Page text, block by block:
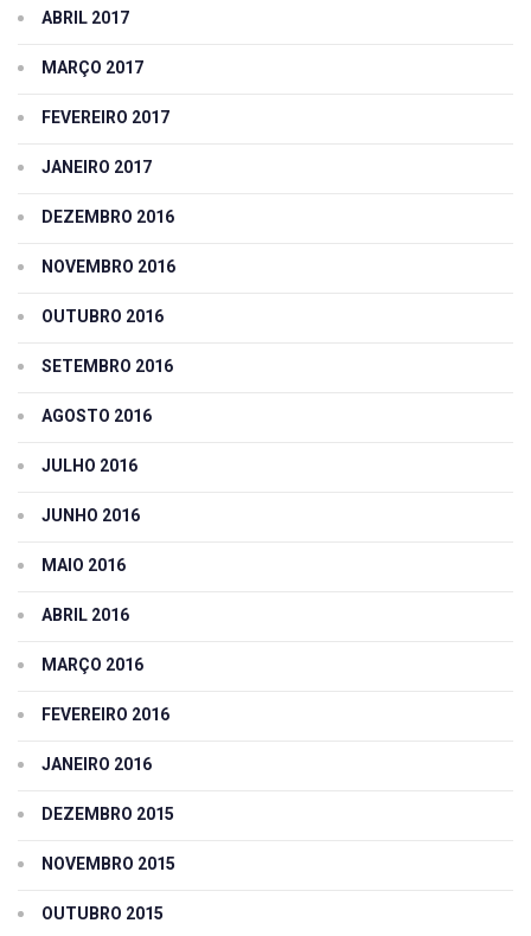
ABRIL 2017
MARÇO 2017
FEVEREIRO 2017
JANEIRO 2017
DEZEMBRO 2016
NOVEMBRO 2016
OUTUBRO 2016
SETEMBRO 2016
AGOSTO 2016
JULHO 2016
JUNHO 2016
MAIO 2016
ABRIL 2016
MARÇO 2016
FEVEREIRO 2016
JANEIRO 2016
DEZEMBRO 2015
NOVEMBRO 2015
OUTUBRO 2015